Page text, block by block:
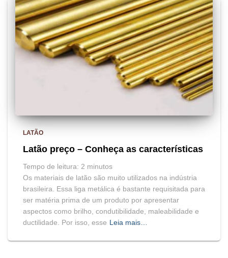
LATÃO
Latão preço – Conheça as características
Tempo de leitura: 2 minutos
Os materiais de latão são muito utilizados na indústria
brasileira. Essa liga metálica é bastante requisitada para
ser matéria prima de um produto por apresentar
aspectos como brilho, condutibilidade, maleabilidade e
ductilidade. Por isso, esse Leia mais…